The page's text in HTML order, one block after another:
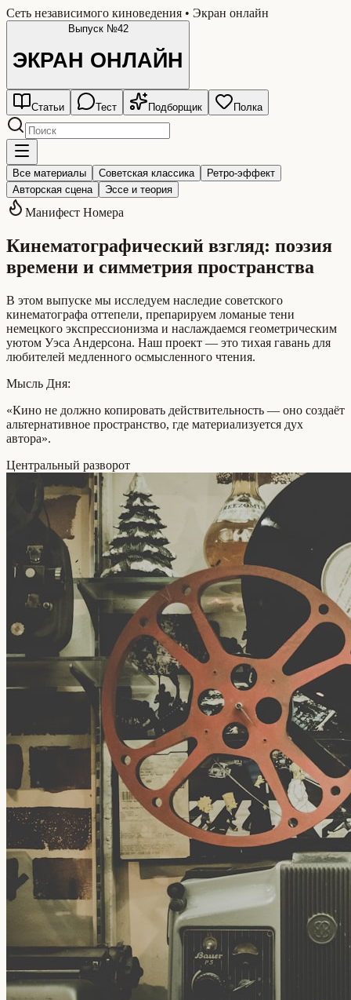
Сеть независимого киноведения • Экран онлайн
Выпуск №42
ЭКРАН ОНЛАЙН
Статьи Тест Подборщик Полка
Все материалы Советская классика
Ретро-эффект
Авторская сцена
Эссе и теория
Манифест Номера
Кинематографический взгляд: поэзия
времени и симметрия пространства
В этом выпуске мы исследуем наследие советского
кинематографа оттепели, препарируем ломаные тени
немецкого экспрессионизма и наслаждаемся геометрическим
уютом Уэса Андерсона. Наш проект — это тихая гавань для
любителей медленного осмысленного чтения.
Мысль Дня:
«Кино не должно копировать действительность — оно создаёт
альтернативное пространство, где материализуется дух
автора».
Центральный разворот